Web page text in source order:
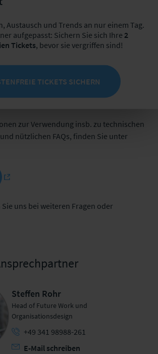
verwenden wir das Online-ToolMS
bitte im Vorfeld mit Ihrer IT-Abteilung, dass
PC-Einstellungen die
die Nutzung eines Headsets, um
Tonqualität sicherzustellen.
zur Verwendung insb. zu technischen
nützlichen FAQs, finden Sie unter
uns bei weiteren Fragen oder
Steffen Rohr
Head of Future Work und
Organisationsdesign
+49 341 98988-261
E-Mail schreiben
Austausch und Trends an nur einem Tag.
aufgepasst: Sichern Sie sich Ihre 2
Tickets, bevor sie vergriffen sind!
TICKETS SICHERN